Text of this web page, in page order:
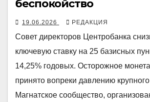
беспокойство
19.06.2026 РЕДАКЦИЯ
Совет директоров Центробанка
ключевую ставку на 25 базисных
14,25% годовых. Осторожное
принято вопреки давлению
Магнатское сообщество,